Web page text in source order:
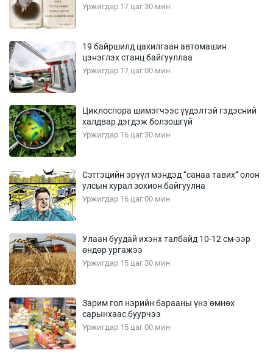
Уржигдар 17 цаг 30 мин
19 байршилд цахилгаан автомашин
цэнэглэх станц байгууллаа
Уржигдар 17 цаг 00 мин
Циклоспора шимэгчээс үүдэлтэй гэдэсний
халдвар дэгдэж болзошгүй
Уржигдар 16 цаг 30 мин
Сэтгэцийн эрүүл мэндэд “санаа тавих” олон
улсын хурал зохион байгуулна
Уржигдар 16 цаг 00 мин
Улаан буудай ихэнх талбайд 10-12 см-ээр
өндөр ургажээ
Уржигдар 15 цаг 30 мин
Зарим гол нэрийн барааны үнэ өмнөх
сарынхаас буурчээ
Уржигдар 15 цаг 00 мин